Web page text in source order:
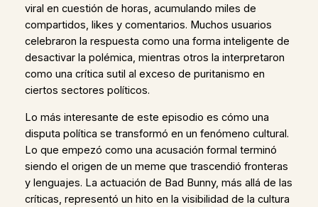
viral en cuestión de horas, acumulando miles de
compartidos, likes y comentarios. Muchos usuarios
celebraron la respuesta como una forma inteligente de
desactivar la polémica, mientras otros la interpretaron
como una crítica sutil al exceso de puritanismo en
ciertos sectores políticos.
Lo más interesante de este episodio es cómo una
disputa política se transformó en un fenómeno cultural.
Lo que empezó como una acusación formal terminó
siendo el origen de un meme que trascendió fronteras
y lenguajes. La actuación de Bad Bunny, más allá de las
críticas, representó un hito en la visibilidad de la cultura